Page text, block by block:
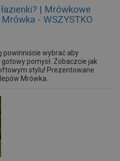
| Mrówkowe
- WSZYSTKO
powinniście wybrać aby
pomysł. Zobaczcie jak
stylu! Prezentowane
Mrówka.